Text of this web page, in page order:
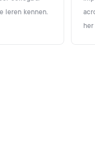
leren kennen.